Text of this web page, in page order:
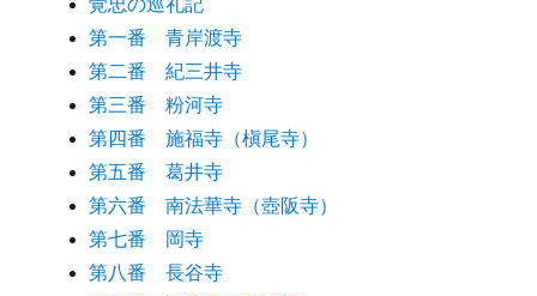
覚忠の巡礼記
第一番 青岸渡寺
第二番 紀三井寺
第三番 粉河寺
第四番 施福寺（槇尾寺）
第五番 葛井寺
第六番 南法華寺（壺阪寺）
第七番 岡寺
第八番 長谷寺